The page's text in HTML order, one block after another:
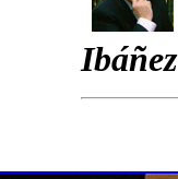
Ibáñez